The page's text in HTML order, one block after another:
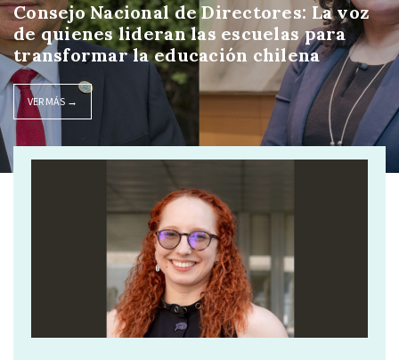
Consejo Nacional de Directores: La voz
de quienes lideran las escuelas para
transformar la educación chilena
VER MÁS →